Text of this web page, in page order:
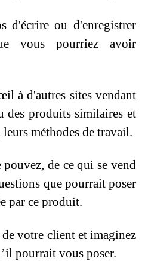
d'écrire ou d'enregistrer
vous pourriez avoir
à d'autres sites vendant
des produits similaires et
méthodes de travail.
de ce qui se vend
que pourrait poser
par ce produit.
votre client et imaginez
pourrait vous poser.